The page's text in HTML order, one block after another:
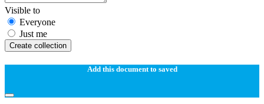
Visible to
Everyone
Just me
Create collection
Add this document to saved